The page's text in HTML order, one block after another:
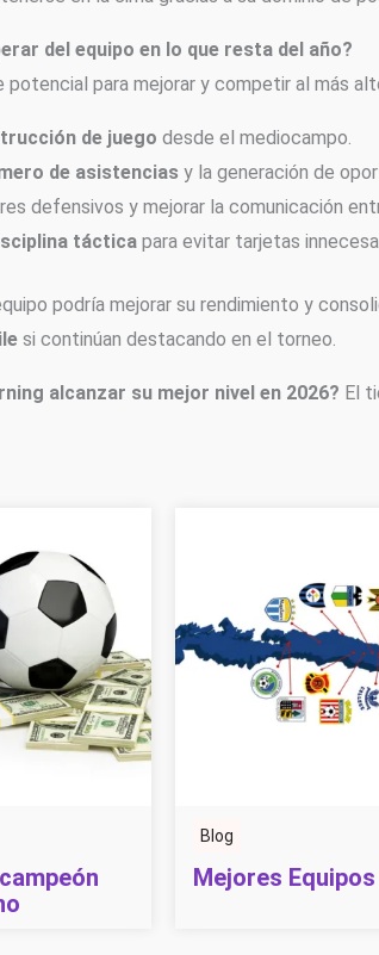
del equipo en lo que resta del año?
potencial para mejorar y competir al más
de juego desde el mediocampo.
de asistencias y la generación de
defensivos y mejorar la comunicación
táctica para evitar tarjetas
podría mejorar su rendimiento y
si continúan destacando en el torneo.
alcanzar su mejor nivel en 2026? El
Blog
Mejores